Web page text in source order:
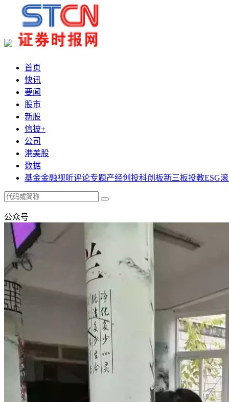
首页
快讯
要闻
股市
新股
信披+
公司
港美股
数据
基金金融视听评论专题产经创投科创板新三板投教ESG
公众号